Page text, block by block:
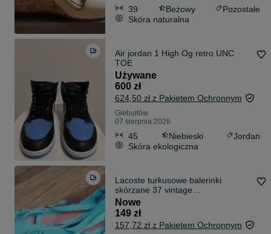
39 Beżowy
Pozostałe
Skóra naturalna
Air jordan 1 High Og retro UNC
TOE
Używane
600 zł
624,50 zł z Pakietem Ochronnym
Giebułtów
07 sierpnia 2026
45 Niebieski
Jordan
Skóra ekologiczna
Lacoste turkusowe balerinki
skórzane 37 vintage
kolekcjonerskie
Nowe
149 zł
157,72 zł z Pakietem Ochronnym